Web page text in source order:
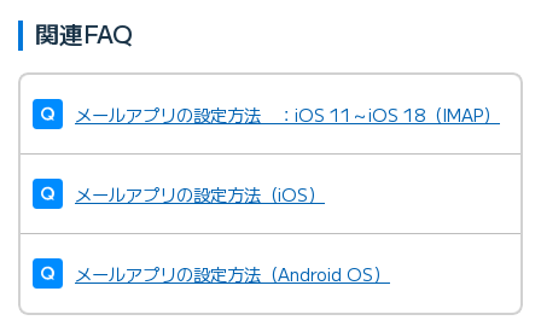
関連FAQ
メールアプリの設定方法 ：iOS 11～iOS 18（IMAP）
メールアプリの設定方法（iOS）
メールアプリの設定方法（Android OS）